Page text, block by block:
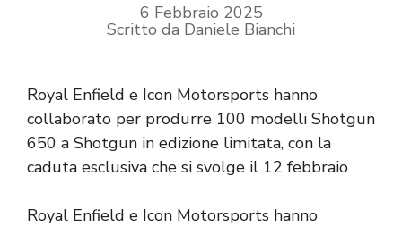
6 Febbraio 2025
Scritto da Daniele Bianchi
Royal Enfield e Icon Motorsports hanno
collaborato per produrre 100 modelli Shotgun
650 a Shotgun in edizione limitata, con la
caduta esclusiva che si svolge il 12 febbraio
Royal Enfield e Icon Motorsports hanno